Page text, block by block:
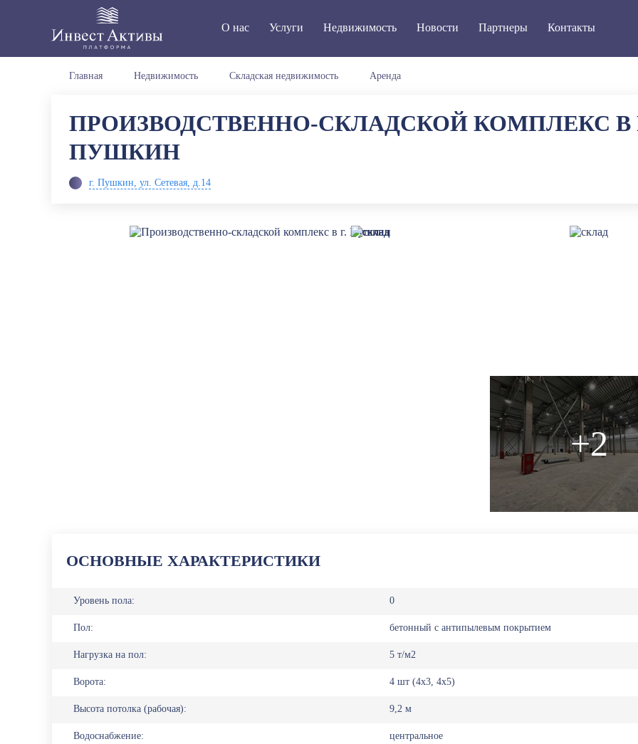
О нас Услуги Недвижимость Новости Партнеры Контакты
Главная Недвижимость Складская недвижимость Аренда
ПРОИЗВОДСТВЕННО-СКЛАДСКОЙ КОМПЛЕКС В
ПУШКИН
г. Пушкин, ул. Сетевая, д.14
+2
ОСНОВНЫЕ ХАРАКТЕРИСТИКИ
Уровень пола: 0
Пол: бeтoнный с антипылевым покрытием
Нагрузка на пол: 5 т/м2
Ворота: 4 шт (4х3, 4х5)
Высота потолка (рабочая): 9,2 м
Вoдоснабжение: центральное